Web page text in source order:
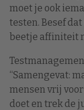
moet je ook
testen. Besef
beetje affiniteit
“Samengevat:
mensen vrij
doet en trek de